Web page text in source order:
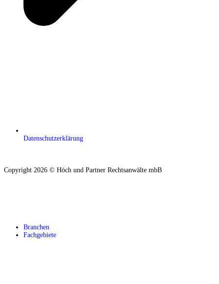
Datenschutzerklärung
Copyright 2026 © Höch und Partner Rechtsanwälte mbB
Branchen
Fachgebiete